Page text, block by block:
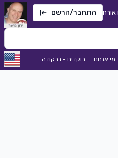
אורח התחבר/הרשם
מי אנחנו רוקדים - נרקודה